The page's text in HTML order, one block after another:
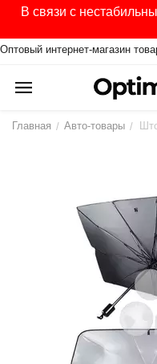
В связи с
Оптовый интернет-магазин
Главная / Авто-товары /